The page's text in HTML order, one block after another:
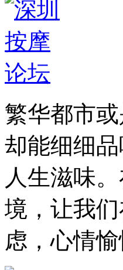
繁华都市
却能细细
人生滋味
境，让我
虑，心情